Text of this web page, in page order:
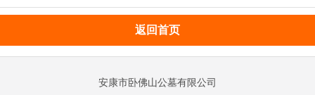
返回首页
安康市卧佛山公墓有限公司